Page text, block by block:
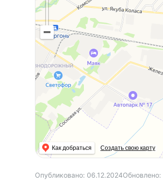
Как добраться Создать свою карту
Опубликовано: 06.12.2024Обновлено: